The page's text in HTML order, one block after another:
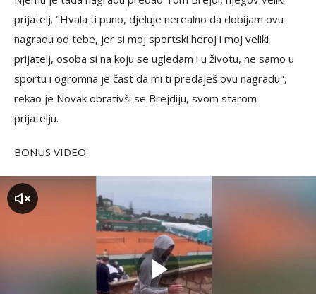
prijatelj. "Hvala ti puno, djeluje nerealno da dobijam ovu
nagradu od tebe, jer si moj sportski heroj i moj veliki
prijatelj, osoba si na koju se ugledam i u životu, ne samo u
sportu i ogromna je čast da mi ti predaješ ovu nagradu",
rekao je Novak obrativši se Brejdiju, svom starom
prijatelju.
BONUS VIDEO: